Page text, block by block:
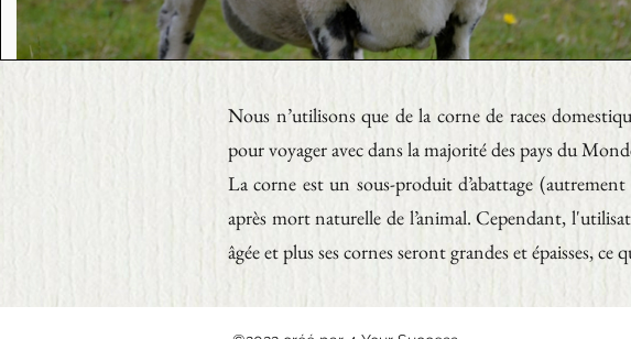
Nous n’utilisons que de la corne de races
pour voyager avec dans la majorité des pays du
La corne est un sous-produit d’abattage
après mort naturelle de l’animal. Cependant,
âgée et plus ses cornes seront grandes et épaisses,